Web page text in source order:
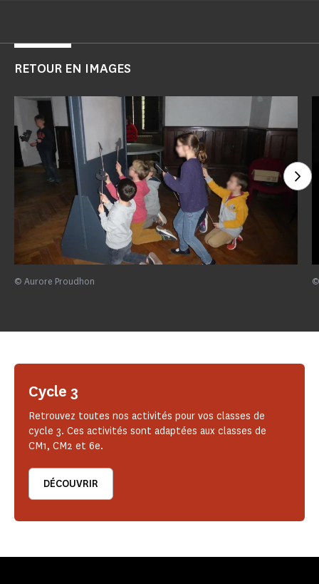
RETOUR EN IMAGES
© Aurore Proudhon
Cycle 3
Retrouvez toutes nos activités pour vos classes de
cycle 3. Ces activités sont adaptées aux classes de
CM1, CM2 et 6e.
DÉCOUVRIR